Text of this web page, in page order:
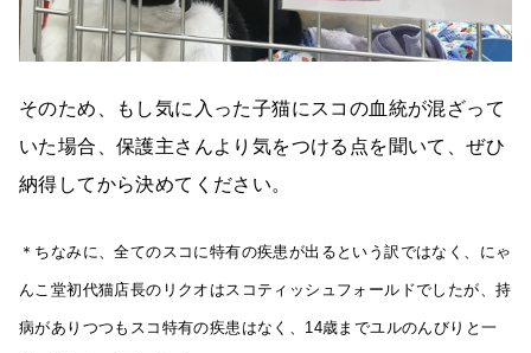
そのため、もし気に入った子猫にスコの血統が混ざって
いた場合、保護主さんより気をつける点を聞いて、ぜひ
納得してから決めてください。
＊ちなみに、全てのスコに特有の疾患が出るという訳ではなく、にゃ
んこ堂初代猫店長のリクオはスコティッシュフォールドでしたが、持
病がありつつもスコ特有の疾患はなく、14歳までユルのんびりと一